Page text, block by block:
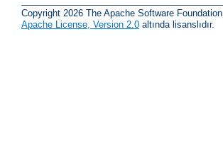
Copyright 2026 The Apache Software Foundation.
Apache License, Version 2.0 altında lisanslıdır.